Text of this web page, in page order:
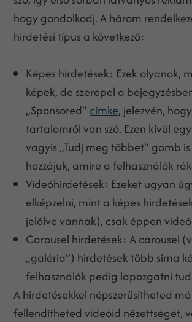
hogy gondolkodj. A három
hirdetési típus a következő:
Képes hirdetések: Ezek olyanok,
képek, de szerepel a
„Sponsored” címke, jelezvén,
tartalomról van szó. Ezen kívül
vagyis „Tudj meg többet” gomb
hozzájuk, amire a felhasználók
Videóhirdetések: Ezeket ugyan
elképzelni, mint a képes
jelölve vannak), csak éppen
Carousel hirdetések: A carousel
„galéria”) hirdetések több sima
felhasználók pedig lapozgatni
A hirdetésekkel népszerűsítheted
fellendítheted videóid nézettségét,